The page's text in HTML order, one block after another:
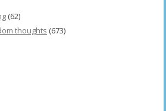
(62)
thoughts (673)